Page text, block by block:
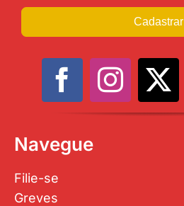
Cadastrar
Navegue
Filie-se
Greves